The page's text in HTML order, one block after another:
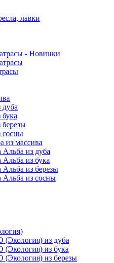
лавки
- Новинки
березы
сосны
из массива
Альба из дуба
Альба из бука
Альба из березы
Альба из сосны
(Экология) из дуба
из бука
(Экология) из березы